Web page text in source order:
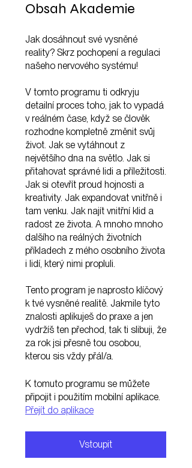
Obsah Akademie
Jak dosáhnout své vysněné
reality? Skrz pochopení a regulaci
našeho nervového systému!
V tomto programu ti odkryju
detailní proces toho, jak to vypadá
v reálném čase, když se člověk
rozhodne kompletně změnit svůj
život. Jak se vytáhnout z
největšího dna na světlo. Jak si
přitahovat správné lidi a příležitosti.
Jak si otevřít proud hojnosti a
kreativity. Jak expandovat vnitřně i
tam venku. Jak najít vnitřní klid a
radost ze života. A mnoho mnoho
dalšího na reálných životních
příkladech z mého osobního života
i lidí, který nimi propluli.
Tento program je naprosto klíčový
k tvé vysněné realitě. Jakmile tyto
znalosti aplikuješ do praxe a jen
vydržíš ten přechod, tak ti slibuji, že
za rok jsi přesně tou osobou,
kterou sis vždy přál/a.
K tomuto programu se můžete
připojit i použitím mobilní aplikace.
Přejít do aplikace
Vstoupit